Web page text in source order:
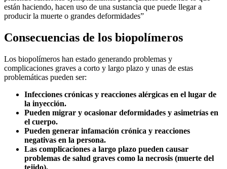
están haciendo, hacen uso de una sustancia que puede llegar a
producir la muerte o grandes deformidades”
Consecuencias de los biopolímeros
Los biopolímeros han estado generando problemas y
complicaciones graves a corto y largo plazo y unas de estas
problemáticas pueden ser:
Infecciones crónicas y reacciones alérgicas en el lugar de
la inyección.
Pueden migrar y ocasionar deformidades y asimetrías en
el cuerpo.
Pueden generar infamación crónica y reacciones
negativas en la persona.
Las complicaciones a largo plazo pueden causar
problemas de salud graves como la necrosis (muerte del
tejido).